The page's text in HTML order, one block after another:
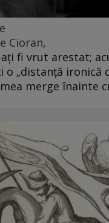
Cioran,
fi vrut arestat;
o „distanță ironică
merge înainte